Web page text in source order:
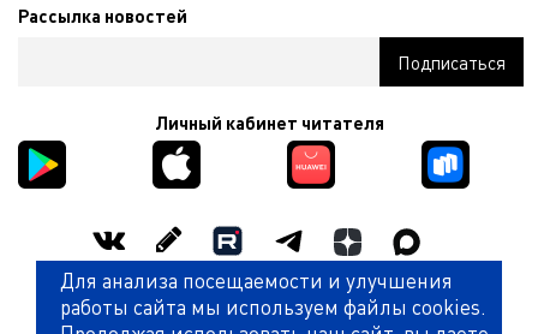
Рассылка новостей
Личный кабинет читателя
Оценить работу библиотеки
Для анализа посещаемости и улучшения
работы сайта мы используем файлы cookies.